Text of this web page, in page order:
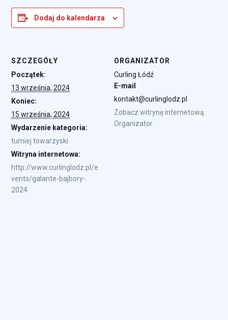
Dodaj do kalendarza
SZCZEGÓŁY
Początek:
13 września, 2024
Koniec:
15 września, 2024
Wydarzenie kategoria:
turniej towarzyski
Witryna internetowa:
http://www.curlinglodz.pl/e
vents/galante-bajbory-
2024
ORGANIZATOR
Curling Łódź
E-mail
kontakt@curlinglodz.pl
Zobacz witrynę internetową
Organizator